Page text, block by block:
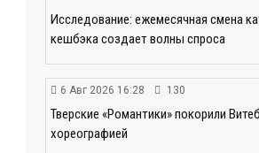
Исследование: ежемесячная смена
кешбэка создает волны спроса
6 Авг 2026 16:28 130
Тверские «Романтики» покорили
хореографией